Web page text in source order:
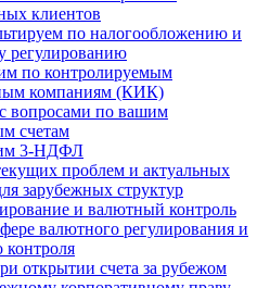
клиентов
по налогообложению и
регулированию
по контролируемым
компаниям (КИК)
вопросами по вашим
счетам
3-НДФЛ
проблем и актуальных
зарубежных структур
и валютный контроль
валютного регулирования и
контроля
открытии счета за рубежом